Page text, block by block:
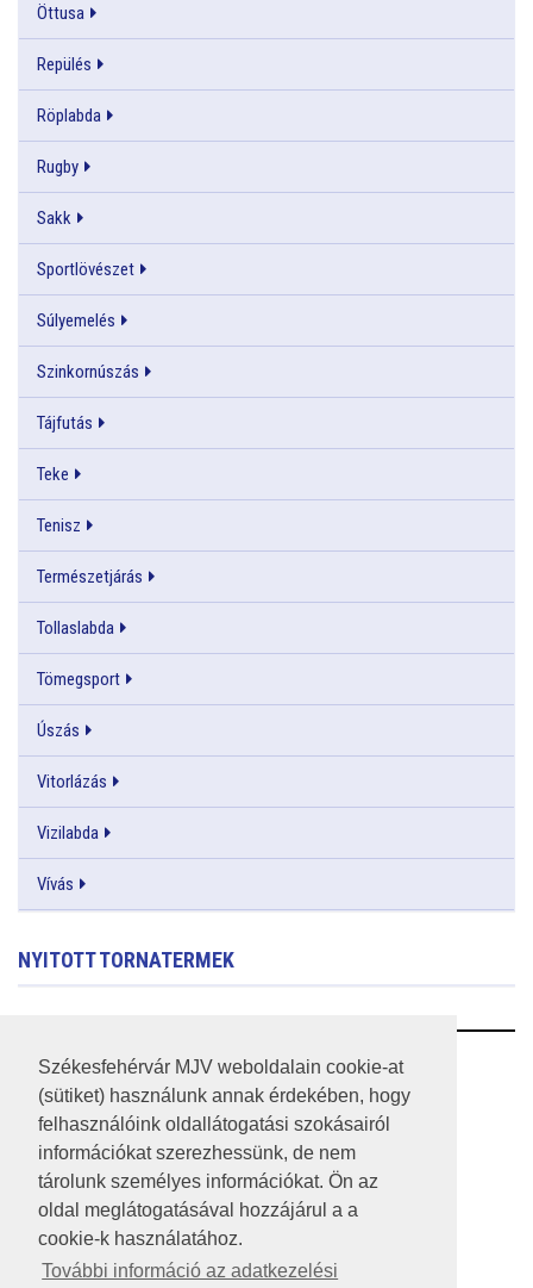
Székesfehérvár MJV weboldalain cookie-at
(sütiket) használunk annak érdekében, hogy
felhasználóink oldallátogatási szokásairól
információkat szerezhessünk, de nem
tárolunk személyes információkat. Ön az
oldal meglátogatásával hozzájárul a a
cookie-k használatához.
További információ az adatkezelési
Öttusa
Repülés
Röplabda
Rugby
Sakk
Sportlövészet
Súlyemelés
Szinkornúszás
Tájfutás
Teke
Tenisz
Természetjárás
Tollaslabda
Tömegsport
Úszás
Vitorlázás
Vizilabda
Vívás
NYITOTT TORNATERMEK
RSS
A HONLAP 2017.03.31-I ÁLLAPOTA
JOGI NYILATKOZAT
IMPRESSZUM